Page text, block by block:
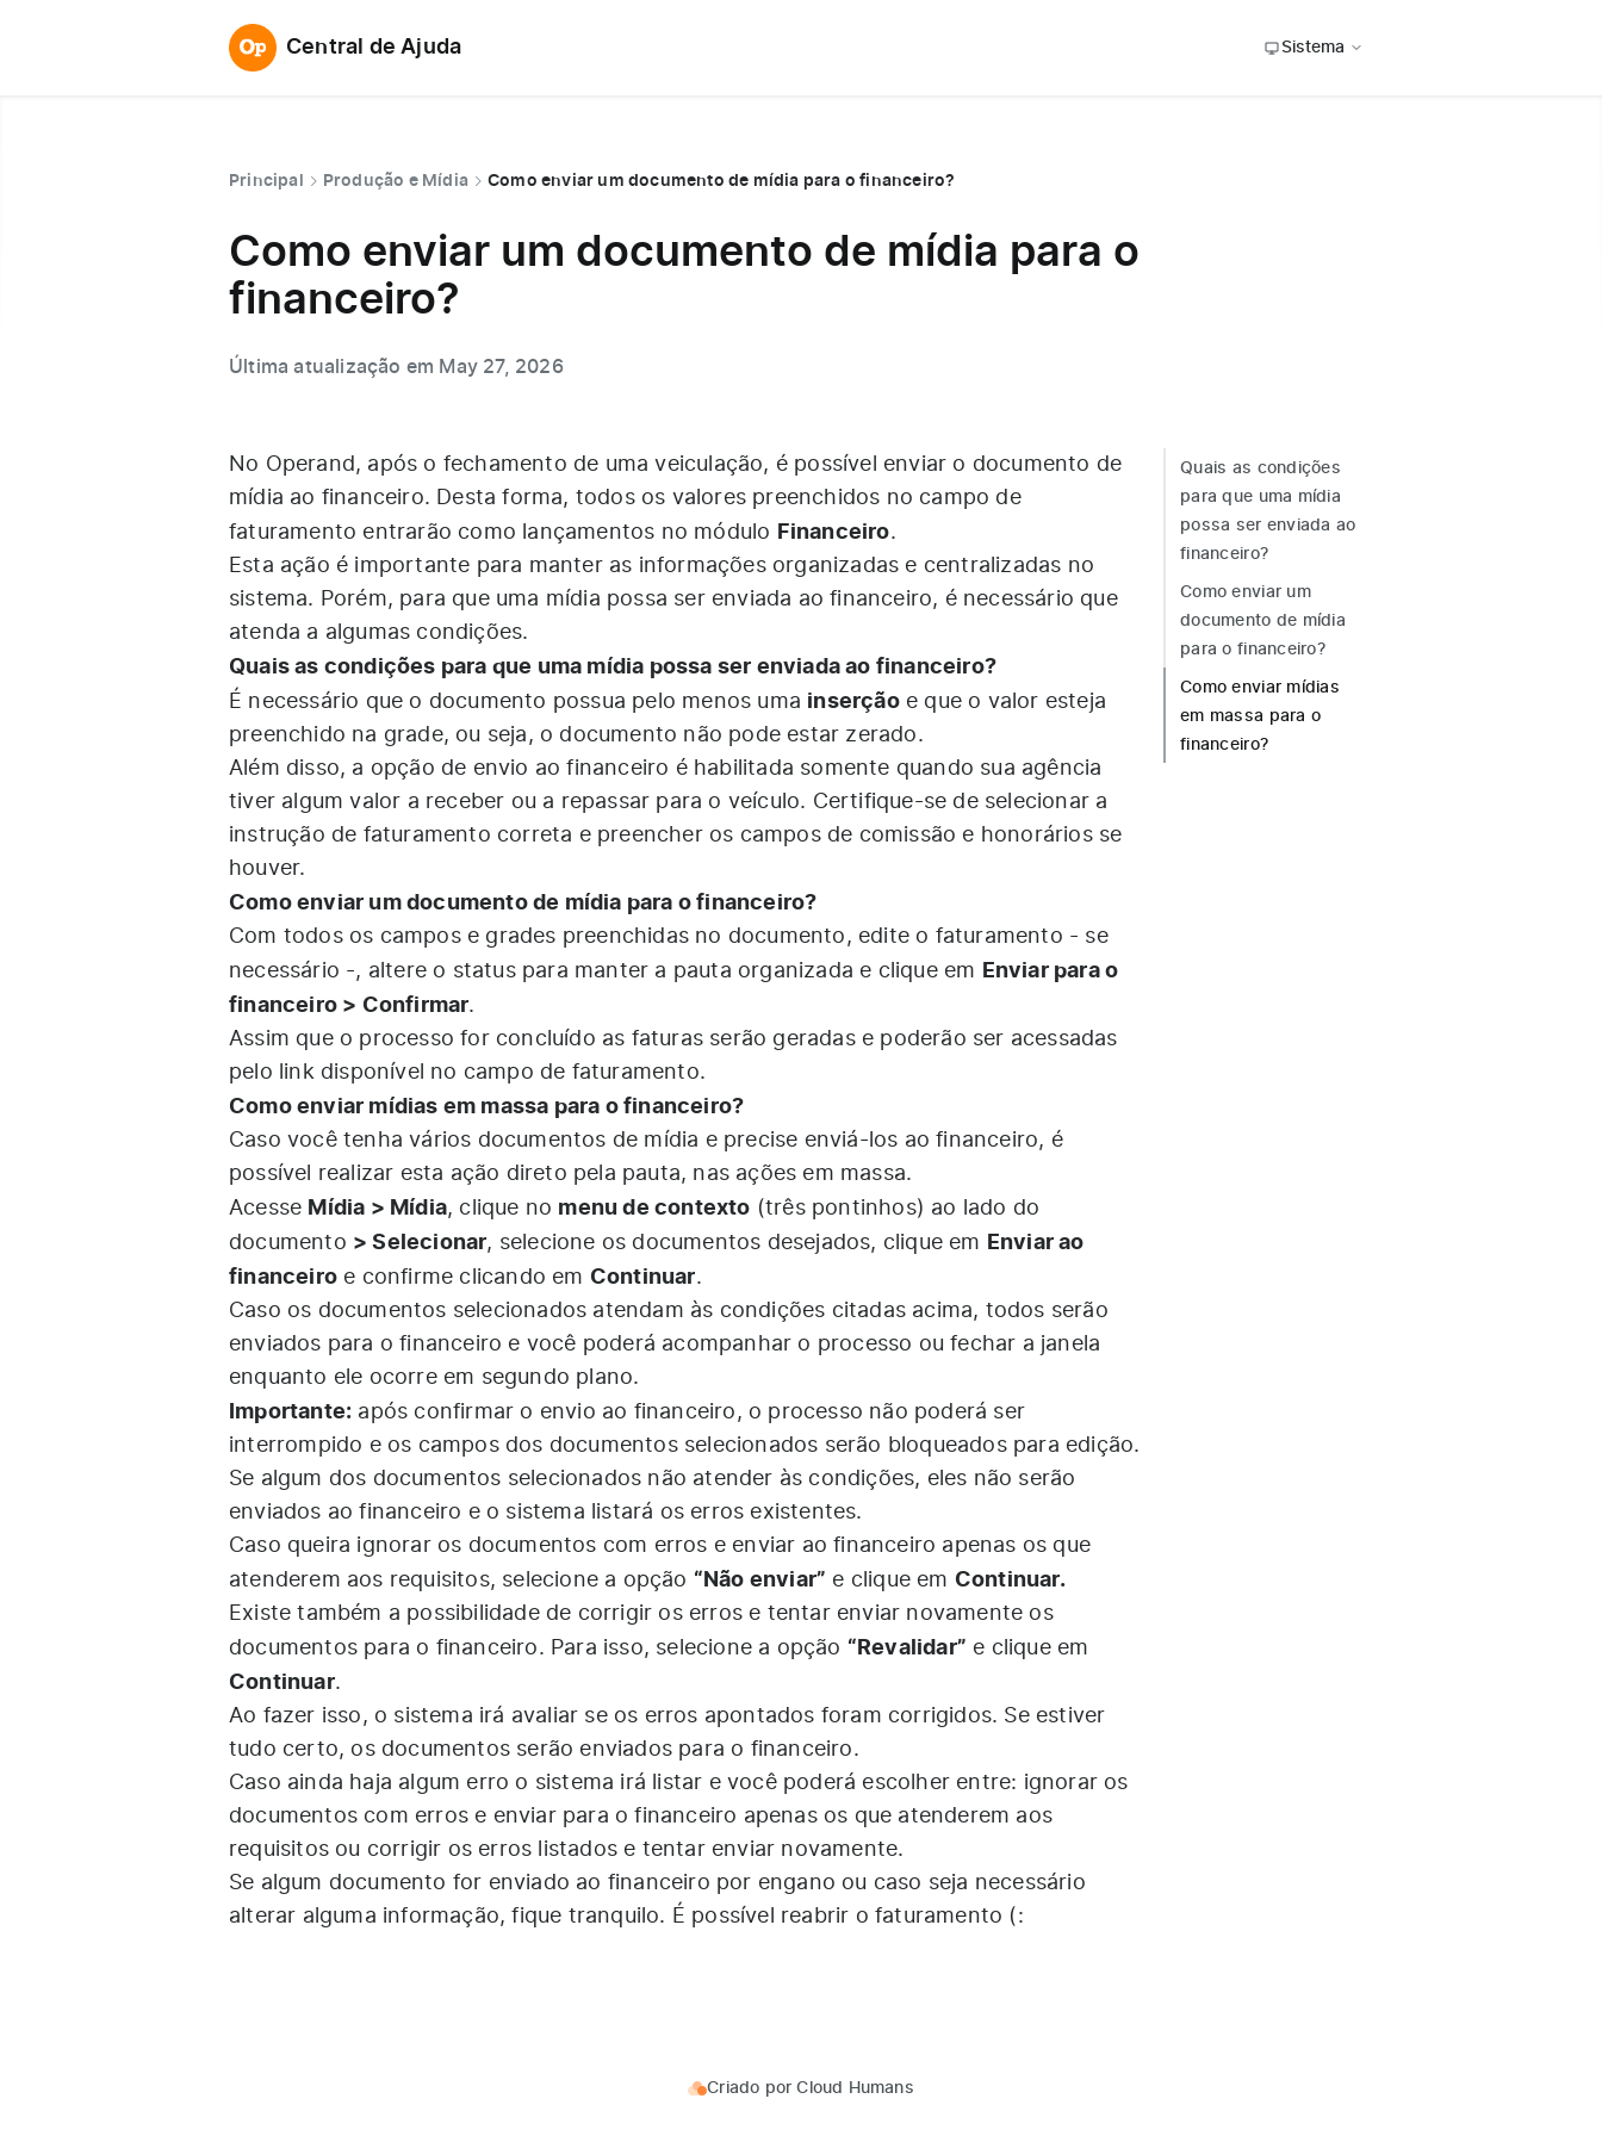
Central de Ajuda Sistema
Principal Produção e Mídia Como enviar um documento de mídia para o financeiro?
Como enviar um documento de mídia para o
financeiro?
Última atualização em May 27, 2026
No Operand, após o fechamento de uma veiculação, é possível enviar o documento de
mídia ao financeiro. Desta forma, todos os valores preenchidos no campo de
faturamento entrarão como lançamentos no módulo Financeiro.
Esta ação é importante para manter as informações organizadas e centralizadas no
sistema. Porém, para que uma mídia possa ser enviada ao financeiro, é necessário que
atenda a algumas condições.
Quais as condições para que uma mídia possa ser enviada ao financeiro?
É necessário que o documento possua pelo menos uma inserçãoe que o valor esteja
preenchido na grade, ou seja, o documento não pode estar zerado.
Além disso, a opção de envio ao financeiro é habilitada somente quando sua agência
tiver algum valor a receber ou a repassar para o veículo. Certifique-se de selecionar a
instrução de faturamento correta e preencher os campos de comissão e honorários se
houver.
Como enviar um documento de mídia para o financeiro?
Com todos os campos e grades preenchidas no documento, edite o faturamento - se
necessário -, altere o status para manter a pauta organizada e clique em Enviar para o
financeiro > Confirmar.
Assim que o processo for concluído as faturas serão geradas e poderão ser acessadas
pelo link disponível no campo de faturamento.
Como enviar mídias em massa para o financeiro?
Caso você tenha vários documentos de mídia e precise enviá-los ao financeiro, é
possível realizar esta ação direto pela pauta, nas ações em massa.
Acesse Mídia > Mídia, clique no menu de contexto (três pontinhos) ao lado do
documento > Selecionar, selecione os documentos desejados, clique em Enviar ao
financeiro e confirme clicando em Continuar.
Caso os documentos selecionados atendam às condições citadas acima, todos serão
enviados para o financeiro e você poderá acompanhar o processo ou fechar a janela
enquanto ele ocorre em segundo plano.
Importante: após confirmar o envio ao financeiro, o processo não poderá ser
interrompido e os campos dos documentos selecionados serão bloqueados para edição.
Se algum dos documentos selecionados não atender às condições, eles não serão
enviados ao financeiro e o sistema listará os erros existentes.
Caso queira ignorar os documentos com erros e enviar ao financeiro apenas os que
atenderem aos requisitos, selecione a opção “Não enviar” e clique em Continuar.
Existe também a possibilidade de corrigir os erros e tentar enviar novamente os
documentos para o financeiro. Para isso, selecione a opção “Revalidar” e clique em
Continuar.
Ao fazer isso, o sistema irá avaliar se os erros apontados foram corrigidos. Se estiver
tudo certo, os documentos serão enviados para o financeiro.
Caso ainda haja algum erro o sistema irá listar e você poderá escolher entre: ignorar os
documentos com erros e enviar para o financeiro apenas os que atenderem aos
requisitos ou corrigir os erros listados e tentar enviar novamente.
Se algum documento for enviado ao financeiro por engano ou caso seja necessário
alterar alguma informação, fique tranquilo. É possível reabrir o faturamento (:
Quais as condições
para que uma mídia
possa ser enviada ao
financeiro?
Como enviar um
documento de mídia
para o financeiro?
Como enviar mídias
em massa para o
financeiro?
Criado porCloud Humans